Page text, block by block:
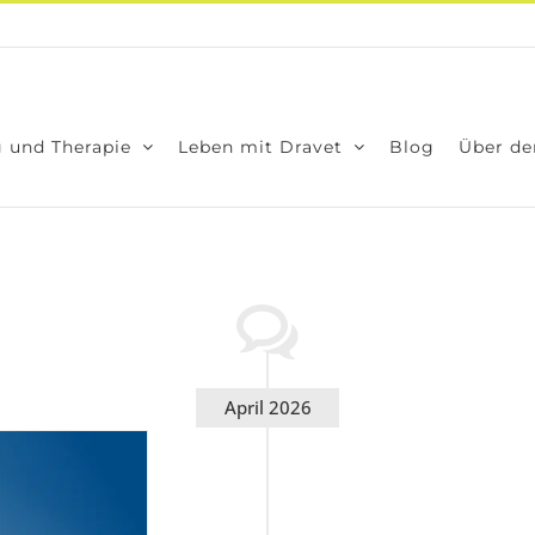
und The­ra­pie Leben mit Dra­vet Blog Über
April 2026